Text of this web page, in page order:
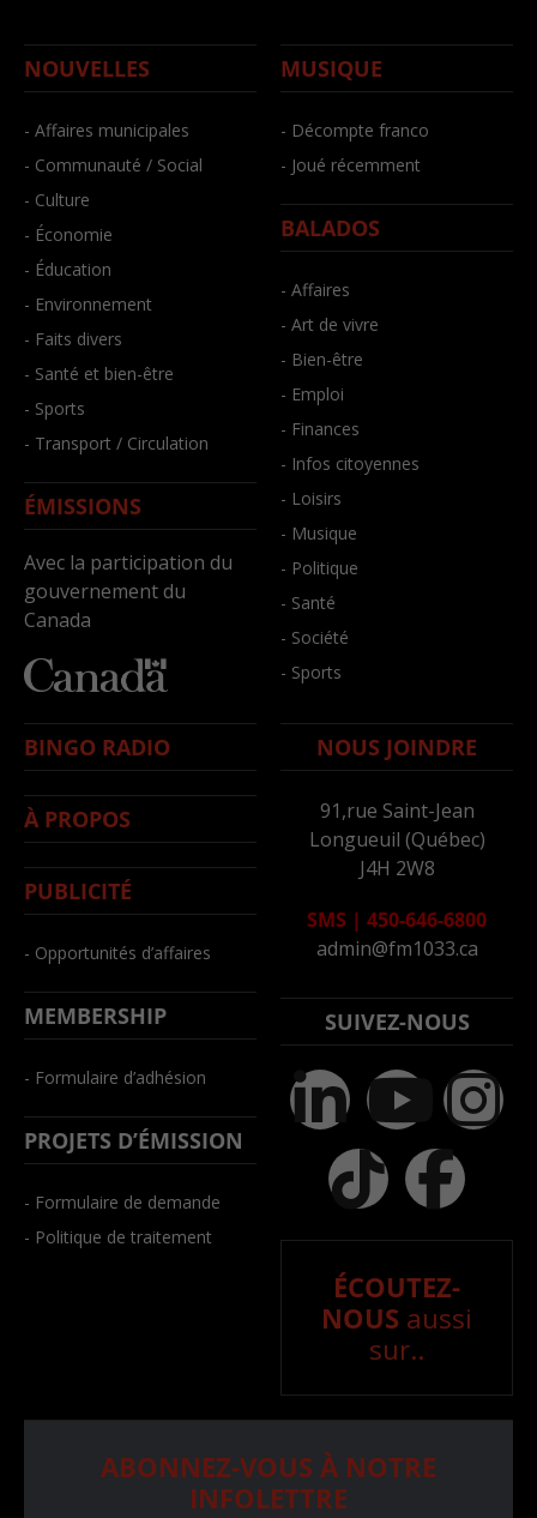
NOUVELLES
- Affaires municipales
- Communauté / Social
- Culture
- Économie
- Éducation
- Environnement
- Faits divers
- Santé et bien-être
- Sports
- Transport / Circulation
ÉMISSIONS
Avec la participation du
gouvernement du
Canada
MUSIQUE
- Décompte franco
- Joué récemment
BALADOS
- Affaires
- Art de vivre
- Bien-être
- Emploi
- Finances
- Infos citoyennes
- Loisirs
- Musique
- Politique
- Santé
- Société
- Sports
BINGO RADIO
À PROPOS
PUBLICITÉ
- Opportunités d’affaires
MEMBERSHIP
- Formulaire d’adhésion
PROJETS D’ÉMISSION
- Formulaire de demande
- Politique de traitement
NOUS JOINDRE
91,rue Saint-Jean
Longueuil (Québec)
J4H 2W8
SMS | 450-646-6800
admin@fm1033.ca
SUIVEZ-NOUS
ÉCOUTEZ-
NOUS aussi
sur..
ABONNEZ-VOUS À NOTRE
INFOLETTRE